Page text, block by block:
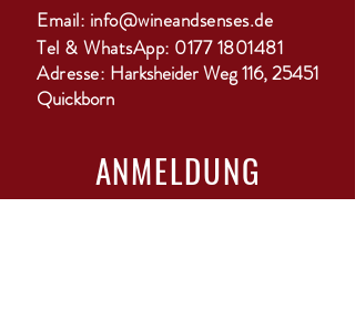
Email: info@wineandsenses.de
Tel & WhatsApp: 0177 1801481
Adresse: Harksheider Weg 116, 25451
Quickborn
ANMELDUNG